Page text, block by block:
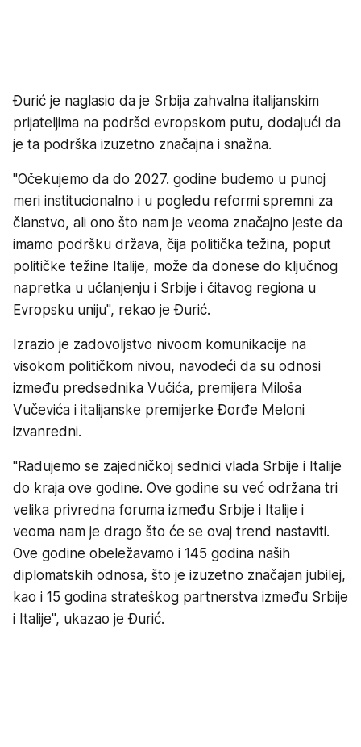
Đurić je naglasio da je Srbija zahvalna italijanskim
prijateljima na podršci evropskom putu, dodajući da
je ta podrška izuzetno značajna i snažna.
"Očekujemo da do 2027. godine budemo u punoj
meri institucionalno i u pogledu reformi spremni za
članstvo, ali ono što nam je veoma značajno jeste da
imamo podršku država, čija politička težina, poput
političke težine Italije, može da donese do ključnog
napretka u učlanjenju i Srbije i čitavog regiona u
Evropsku uniju", rekao je Đurić.
Izrazio je zadovoljstvo nivoom komunikacije na
visokom političkom nivou, navodeći da su odnosi
između predsednika Vučića, premijera Miloša
Vučevića i italijanske premijerke Đorđe Meloni
izvanredni.
"Radujemo se zajedničkoj sednici vlada Srbije i Italije
do kraja ove godine. Ove godine su već održana tri
velika privredna foruma između Srbije i Italije i
veoma nam je drago što će se ovaj trend nastaviti.
Ove godine obeležavamo i 145 godina naših
diplomatskih odnosa, što je izuzetno značajan jubilej,
kao i 15 godina strateškog partnerstva između Srbije
i Italije", ukazao je Đurić.